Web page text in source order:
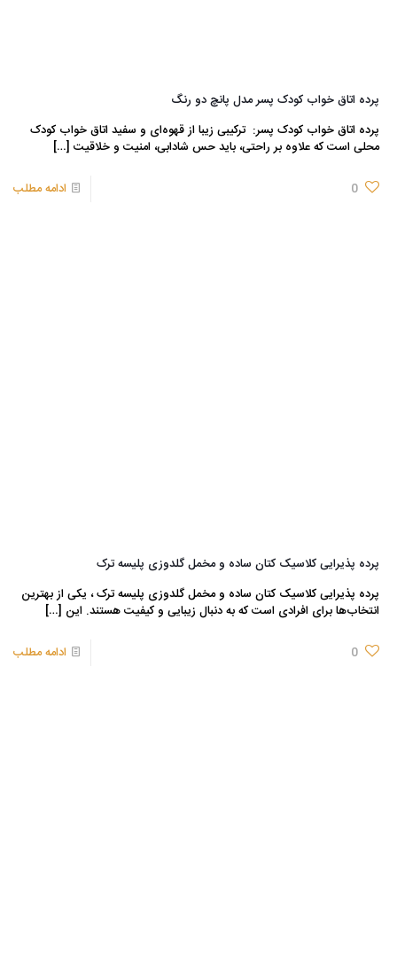
پرده اتاق خواب کودک پسر مدل پانچ دو رنگ
پرده اتاق خواب کودک پسر: ترکیبی زیبا از قهوه‌ای و سفید اتاق خواب کودک
محلی است که علاوه بر راحتی، باید حس شادابی، امنیت و خلاقیت […]
0 ادامه مطلب
پرده پذیرایی کلاسیک کتان ساده و مخمل گلدوزی پلیسه ترک
پرده پذیرایی کلاسیک کتان ساده و مخمل گلدوزی پلیسه ترک ، یکی از بهترین
انتخاب‌ها برای افرادی است که به دنبال زیبایی و کیفیت هستند. این […]
0 ادامه مطلب